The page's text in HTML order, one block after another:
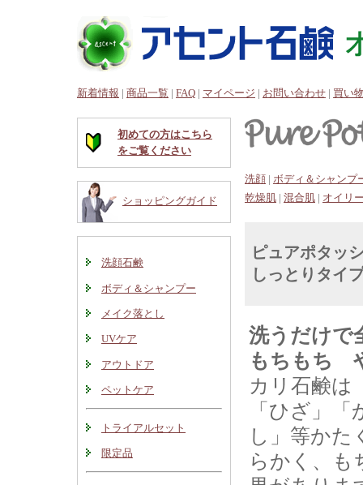
新着情報 | 商品一覧 | FAQ | マイページ | お問い合わせ | 買い
初めての方はこちら
をご覧ください
ショッピングガイド
洗顔石鹸
ボディ＆シャンプー
メイク落とし
UVケア
アウトドア
ペットケア
トライアルセット
限定品
洗顔 | ボディ＆シャンプ
乾燥肌 | 混合肌 | オイリ
ピュアポタッ
しっとりタイ
洗うだけで
もちもち
カリ石鹸は
「ひざ」
し」等かた
らかく、も